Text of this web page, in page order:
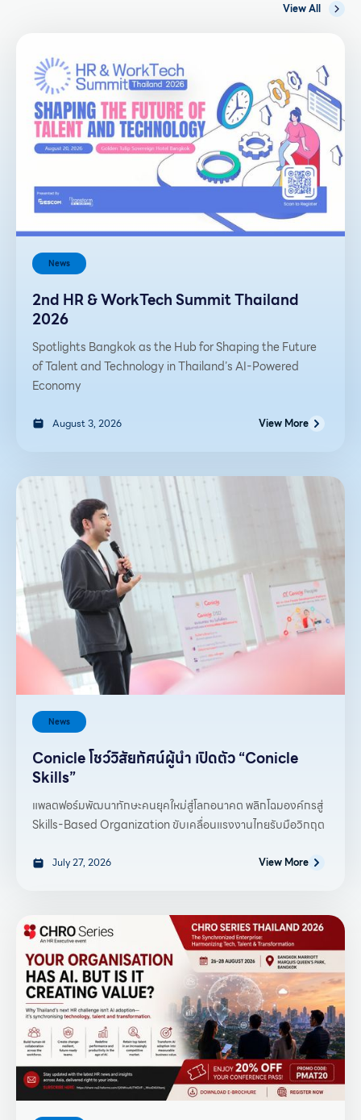
View All
News
2nd HR & WorkTech Summit Thailand
2026
Spotlights Bangkok as the Hub for Shaping the Future
of Talent and Technology in Thailand’s AI-Powered
Economy
August 3, 2026 View More
News
Conicle โชว์วิสัยทัศน์ผู้นำ เปิดตัว “Conicle
Skills”
แพลตฟอร์มพัฒนาทักษะคนยุคใหม่สู่โลกอนาคต พลิกโฉมองค์กรสู่
Skills-Based Organization ขับเคลื่อนแรงงานไทยรับมือวิกฤต
July 27, 2026 View More